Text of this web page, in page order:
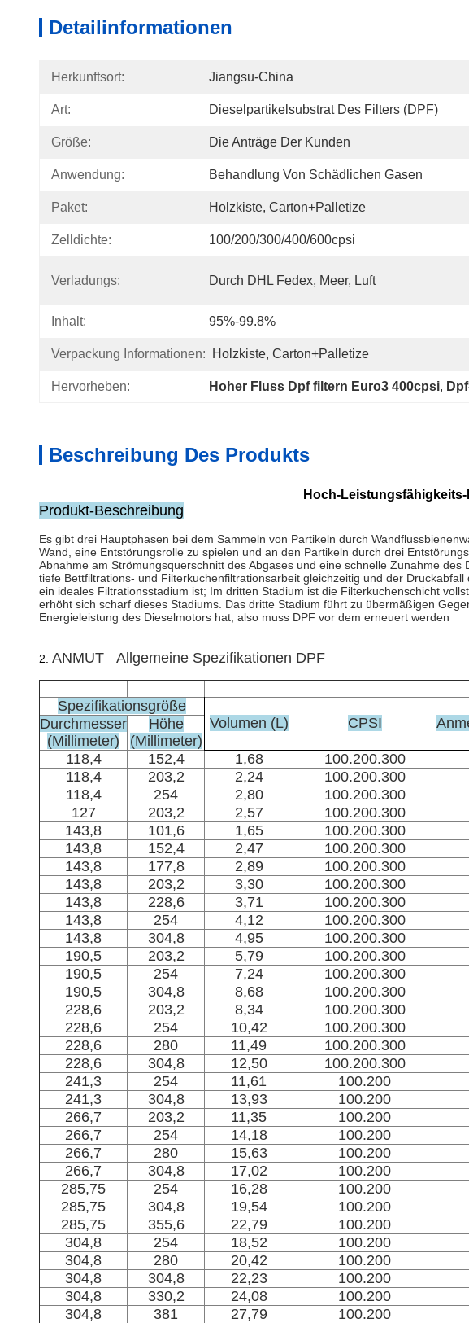
Detailinformationen
Herkunftsort: Jiangsu-China
Art: Dieselpartikelsubstrat Des Filters (DPF)
Größe: Die Anträge Der Kunden
Anwendung: Behandlung Von Schädlichen Gasen
Paket: Holzkiste, Carton+Palletize
Zelldichte: 100/200/300/400/600cpsi
Verladungs: Durch DHL Fedex, Meer, Luft
Inhalt: 95%-99.8%
Verpackung Informationen: Holzkiste, Carton+Palletize
Hervorheben: Hoher Fluss Dpf filtern Euro3 400cpsi,
Beschreibung Des Produkts
Hoch-
Produkt-Beschreibung
Es gibt drei Hauptphasen bei dem Sammeln von Partikeln durch
Wand, eine Entstörungsrolle zu spielen und an den Partikeln durch drei
Abnahme am Strömungsquerschnitt des Abgases und eine schnelle Zunahme
tiefe Bettfiltrations- und Filterkuchenfiltrationsarbeit gleichzeitig und der
ein ideales Filtrationsstadium ist; Im dritten Stadium ist die Filterkuchenschicht
erhöht sich scharf dieses Stadiums. Das dritte Stadium führt zu übermäßigen
Energieleistung des Dieselmotors hat, also muss DPF vor dem erneuert werden
2. ANMUT Allgemeine Spezifikationen DPF
Spezifikationsgröße
Volumen (L)
CPSI
Durchmesser
(Millimeter)
Höhe
(Millimeter)
118,4
152,4 1,68
100.200.300
118,4
203,2 2,24
100.200.300
118,4
254 2,80
100.200.300
127
203,2 2,57
100.200.300
143,8
101,6 1,65
100.200.300
143,8
152,4 2,47
100.200.300
143,8
177,8 2,89
100.200.300
143,8
203,2 3,30
100.200.300
143,8
228,6 3,71
100.200.300
143,8
254 4,12
100.200.300
143,8
304,8 4,95
100.200.300
190,5
203,2 5,79
100.200.300
190,5
254 7,24
100.200.300
190,5
304,8 8,68
100.200.300
228,6
203,2 8,34
100.200.300
228,6
254 10,42
100.200.300
228,6
280 11,49
100.200.300
228,6
304,8 12,50
100.200.300
241,3
254 11,61
100.200
241,3
304,8 13,93
100.200
266,7
203,2 11,35
100.200
266,7
254 14,18
100.200
266,7
280 15,63
100.200
266,7
304,8 17,02
100.200
285,75
254 16,28
100.200
285,75
304,8 19,54
100.200
285,75
355,6 22,79
100.200
304,8
254 18,52
100.200
304,8
280 20,42
100.200
304,8
304,8 22,23
100.200
304,8
330,2 24,08
100.200
304,8
381 27,79
100.200